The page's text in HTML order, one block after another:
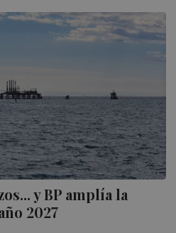
y BP amplía la
2027